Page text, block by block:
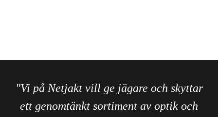
"Vi på Netjakt vill ge jägare och skyttar
ett genomtänkt sortiment av optik och